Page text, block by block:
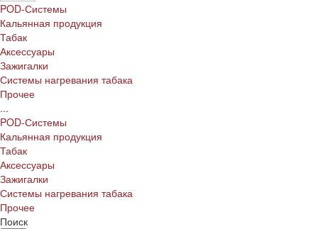
POD-Системы
Кальянная продукция
Табак
Аксессуары
Зажигалки
Системы нагревания табака
Прочее
...
POD-Системы
Кальянная продукция
Табак
Аксессуары
Зажигалки
Системы нагревания табака
Прочее
Поиск